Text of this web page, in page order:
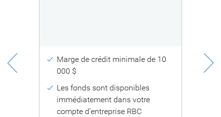
Marge de crédit minimale de 10
000 $
Les fonds sont disponibles
immédiatement dans votre
compte d’entreprise RBC